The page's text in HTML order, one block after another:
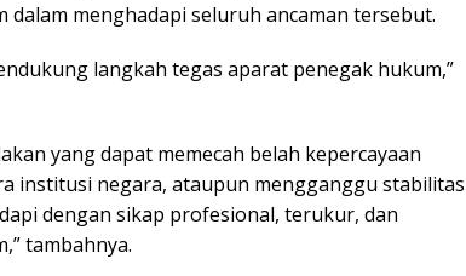
dalam menghadapi seluruh ancaman tersebut.
langkah tegas aparat penegak hukum,”
yang dapat memecah belah kepercayaan
institusi negara, ataupun mengganggu stabilitas
dengan sikap profesional, terukur, dan
tambahnya.